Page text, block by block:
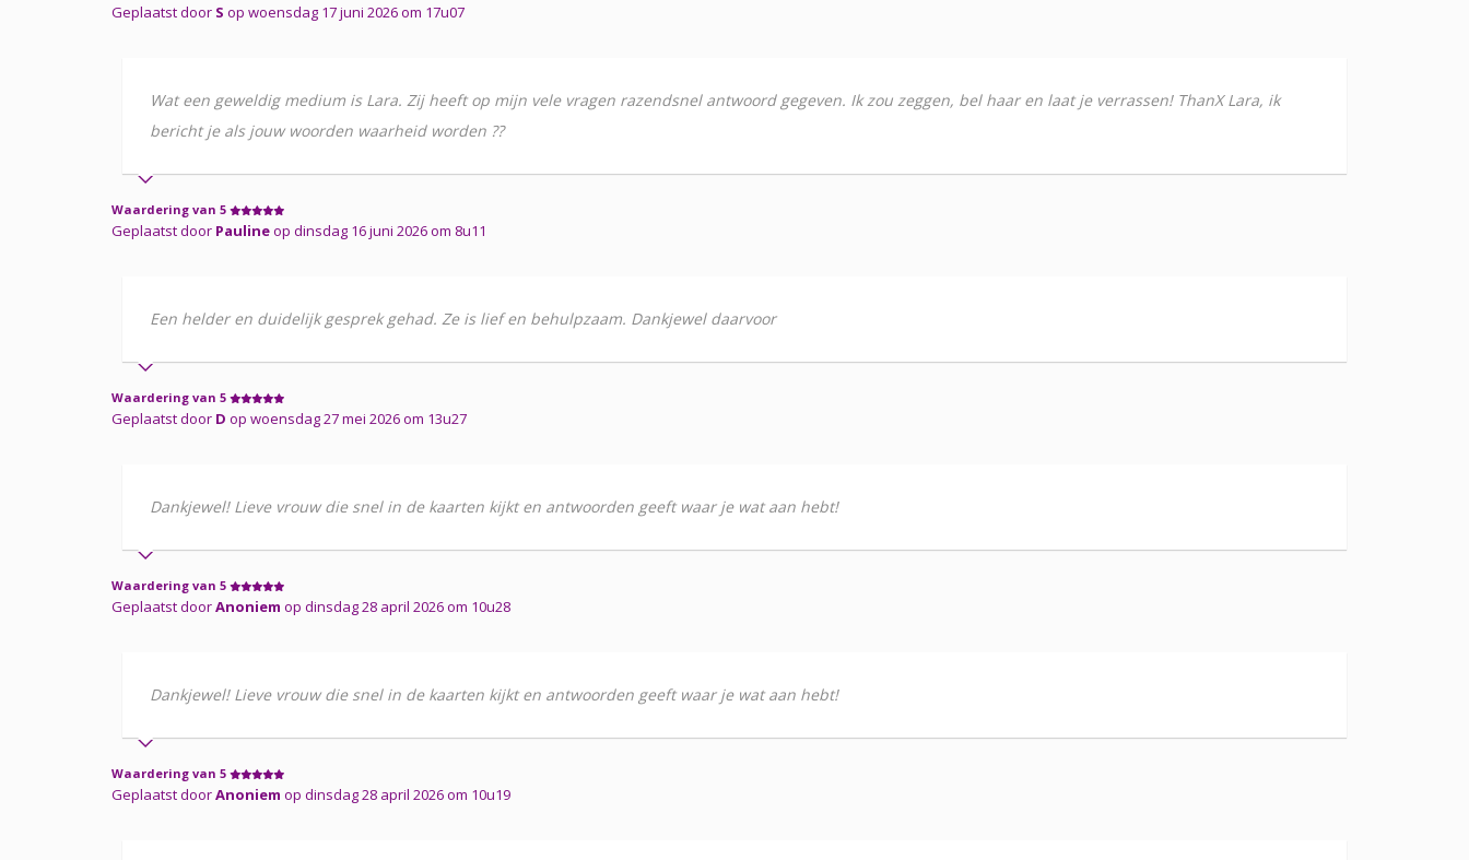
Geplaatst door S op woensdag 17 juni 2026 om 17u07
Wat een geweldig medium is Lara. Zij heeft op mijn vele vragen razendsnel antwoord gegeven. Ik zou zeggen, bel haar en laat je verrassen! ThanX Lara, ik
bericht je als jouw woorden waarheid worden ??
Waardering van 5
Geplaatst door Paulineop dinsdag 16 juni 2026 om 8u11
Een helder en duidelijk gesprek gehad. Ze is lief en behulpzaam. Dankjewel daarvoor
Waardering van 5
Geplaatst door D op woensdag 27 mei 2026 om 13u27
Dankjewel! Lieve vrouw die snel in de kaarten kijkt en antwoorden geeft waar je wat aan hebt!
Waardering van 5
Geplaatst doorAnoniem op dinsdag 28 april 2026 om 10u28
Dankjewel! Lieve vrouw die snel in de kaarten kijkt en antwoorden geeft waar je wat aan hebt!
Waardering van 5
Geplaatst doorAnoniem op dinsdag 28 april 2026 om 10u19